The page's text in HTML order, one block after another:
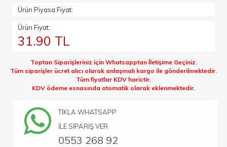
Ürün Piyasa Fiyat:
Ürün Fiyat:
31.90 TL
Toptan Siparişleriniz için Whatsapptan İletişime Geçiniz.
Tüm siparişler ücret alıcı olarak anlaşmalı kargo ile gönderilmektedir.
Tüm fiyatlar KDV harictir.
KDV ödeme esnasında otomatik olarak eklenmektedir.
TIKLA WHATSAPP
İLE SİPARİŞ VER
0553 268 92